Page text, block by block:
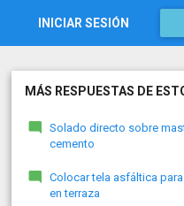
INICIAR SESIÓN
MÁS RESPUESTAS DE
Solado directo sobre
cemento
Colocar tela asfáltica
en terraza